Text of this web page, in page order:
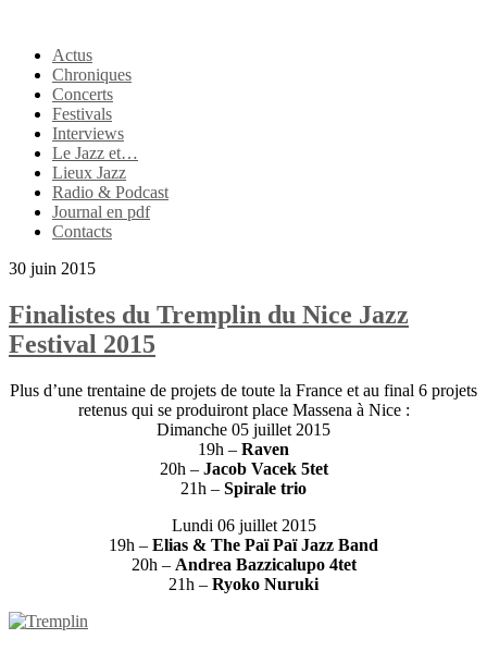
Actus
Chroniques
Concerts
Festivals
Interviews
Le Jazz et…
Lieux Jazz
Radio & Podcast
Journal en pdf
Contacts
30 juin 2015
Finalistes du Tremplin du Nice Jazz
Festival 2015
Plus d’une trentaine de projets de toute la France et au final 6 projets
retenus qui se produiront place Massena à Nice :
Dimanche 05 juillet 2015
19h – Raven
20h –Jacob Vacek 5tet
21h – Spirale trio
Lundi 06 juillet 2015
19h – Elias & The Paï Paï Jazz Band
20h – Andrea Bazzicalupo 4tet
21h – Ryoko Nuruki